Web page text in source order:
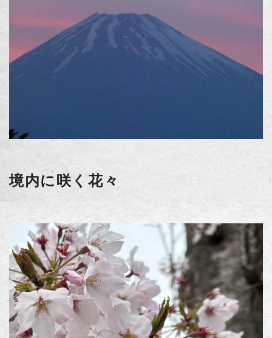
境内に咲く花々